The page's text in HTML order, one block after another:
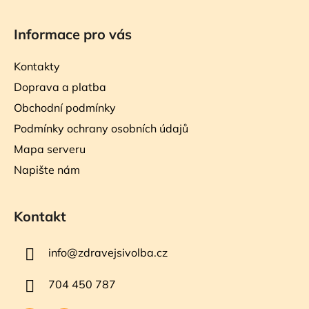
Informace pro vás
Kontakty
Doprava a platba
Obchodní podmínky
Podmínky ochrany osobních údajů
Mapa serveru
Napište nám
Kontakt
info@zdravejsivolba.cz
704 450 787